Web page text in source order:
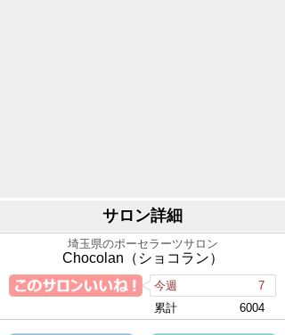
サロン詳細
埼玉県のポーセラーツサロン
Chocolan（ショコラン）
今週
7
累計
6004